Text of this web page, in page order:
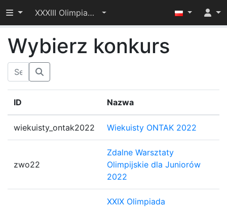
Przełącz widoczność menu
XXXIII Olimpiada Informatyczna – I etap
Wybierz konkurs
ID Nazwa
wiekuisty_ontak2022 Wiekuisty ONTAK 2022
zwo22
Zdalne Warsztaty
Olimpijskie dla Juniorów
2022
XXIX Olimpiada